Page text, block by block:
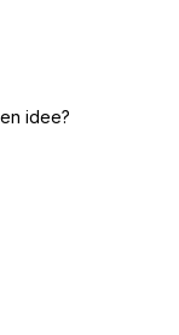
idee?